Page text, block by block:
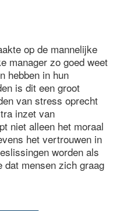
op de mannelijke
manager zo goed weet
hebben in hun
is dit een groot
van stress oprecht
inzet van
niet alleen het moraal
het vertrouwen in
worden als
mensen zich graag